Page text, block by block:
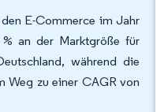
E-Commerce im Jahr
an der Marktgröße für
während die
Weg zu einer CAGR von